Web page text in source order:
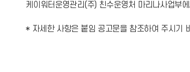
케이워터운영관리(주) 친수운영처 마리나사업부
* 자세한 사항은 붙임 공고문을 참조하여 주시기